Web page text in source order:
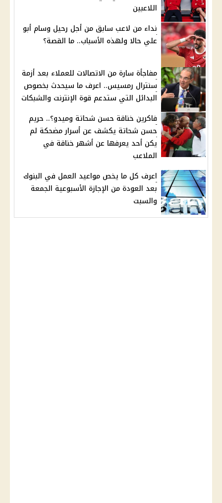
اللاعبين
نداء من لاعب سابق من أجل رحيل وسام أبو
علي حالا ولهذه الأسباب.. ما القصة؟
مفاجأة سارة من الاتصالات للعملاء بعد أزمة
سنترال رمسيس.. اعرف ما سيحدث بخصوص
البدائل التي ستدعم قوة الإنترنت والشبكات
فاكرين خناقة حسن شحاتة وميدو؟.. حريم
حسن شحاتة يكشف عن أسرار مضحكة لم
يكن أحد يعرفها عن أشهر خناقة في
الملاعب
اعرف كل ما يخص مواعيد العمل في البنوك
بعد العودة من الإجازة الأسبوعية الجمعة
والسبت